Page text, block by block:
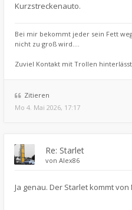
Kurzstreckenauto.
Bei mir bekommt jeder sein Fett
nicht zu groß wird....
Zuviel Kontakt mit Trollen
Zitieren
Mo 4. Mai 2026, 17:17
Re: Starlet
von Alex86
Ja genau. Der Starlet kommt von